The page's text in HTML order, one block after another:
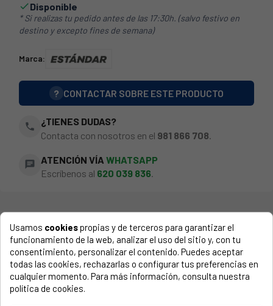
Disponible
* Si realizas tu pedido antes de las 17:30h. (salvo festivo en
destino y excepto fines de semana)
Marca:
? CONTACTAR SOBRE ESTE PRODUCTO
phone
¿TIENES DUDAS?
Contacta con nosotros en el 981 866 708
chat ATENCIÓN VÍA WHATSAPP
Escríbenos al 620 039 836.
COMPATIBLE CON...
El número de modelo lo encontrarás en la etiqueta de tu
electrodoméstico. Suele estar formado por números y
letras.
Usamos cookiespropias y de terceros para garantizar el
funcionamiento de la web, analizar el uso del sitio y, con tu
consentimiento, personalizar el contenido. Puedes aceptar
todas las cookies, rechazarlas o configurar tus preferencias en
cualquier momento. Para más información, consulta nuestra
política de cookies.